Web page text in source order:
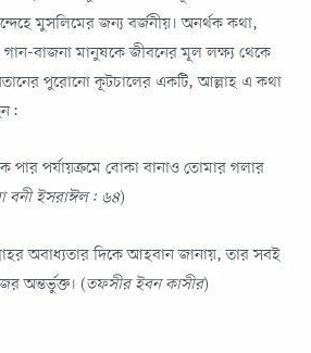
মুসলিমের জন্য বর্জনীয়। অনর্থক কথা,
গান-বাজনা মানুষকে জীবনের মূল লক্ষ্য থেকে
পুরোনো কূটচালের একটি, আল্লাহ এ কথা
পার পর্যায়ক্রমে বোকা বানাও তোমার গলার
বনী ইসরাঈল: ৬৪)
অবাধ্যতার দিকে আহবান জানায়, তার সবই
অন্তর্ভুক্ত। (তফসীর ইবন কাসীর)